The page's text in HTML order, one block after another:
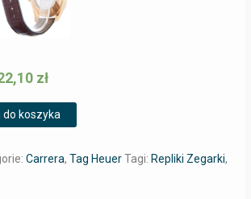
zł
do koszyka
Carrera, Tag Heuer Tagi: Repliki Zegarki,